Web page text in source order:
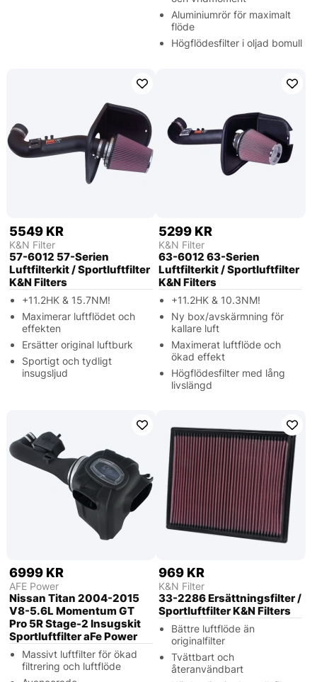
Aluminiumrör för maximalt
flöde
Högflödesfilter i oljad bomull
5549 KR
K&N Filter
57-6012 57-Serien
Luftfilterkit / Sportluftfilter
K&N Filters
+11.2HK & 15.7NM!
Maximerar luftflödet och
effekten
Ersätter original luftburk
Sportigt och tydligt
insugsljud
5299 KR
K&N Filter
63-6012 63-Serien
Luftfilterkit / Sportluftfilter
K&N Filters
+11.2HK & 10.3NM!
Ny box/avskärmning för
kallare luft
Maximerat luftflöde och
ökad effekt
Högflödesfilter med lång
livslängd
6999 KR
AFE Power
Nissan Titan 2004-2015
V8-5.6L Momentum GT
Pro 5R Stage-2 Insugskit
Sportluftfilter aFe Power
Massivt luftfilter för ökad
filtrering och luftflöde
969 KR
K&N Filter
33-2286 Ersättningsfilter /
Sportluftfilter K&N Filters
Bättre luftflöde än
originalfilter
Tvättbart och
återanvändbart